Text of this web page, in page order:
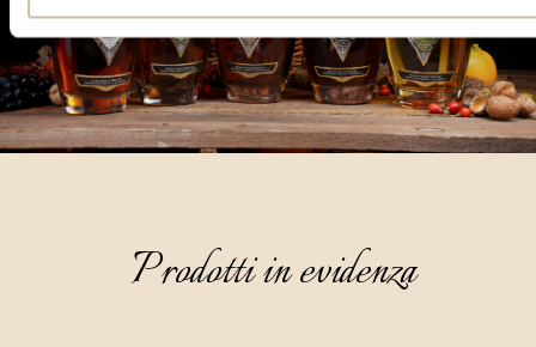
Prodotti in evidenza